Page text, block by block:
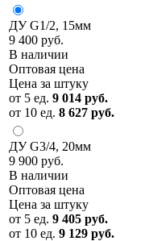
ДУ G1/2, 15мм
9 400 руб.
В наличии
Оптовая цена
Цена за штуку
от 5 ед. 9 014 руб.
от 10 ед. 8 627 руб.
ДУ G3/4, 20мм
9 900 руб.
В наличии
Оптовая цена
Цена за штуку
от 5 ед. 9 405 руб.
от 10 ед. 9 129 руб.